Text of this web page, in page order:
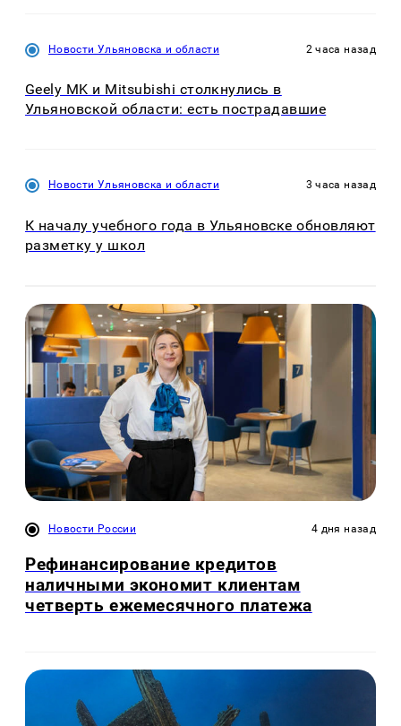
Новости Ульяновска и области 2 часа назад
Geely MK и Mitsubishi столкнулись в
Ульяновской области: есть пострадавшие
Новости Ульяновска и области 3 часа назад
К началу учебного года в Ульяновске обновляют
разметку у школ
Новости России 4 дня назад
Рефинансирование кредитов
наличными экономит клиентам
четверть ежемесячного платежа